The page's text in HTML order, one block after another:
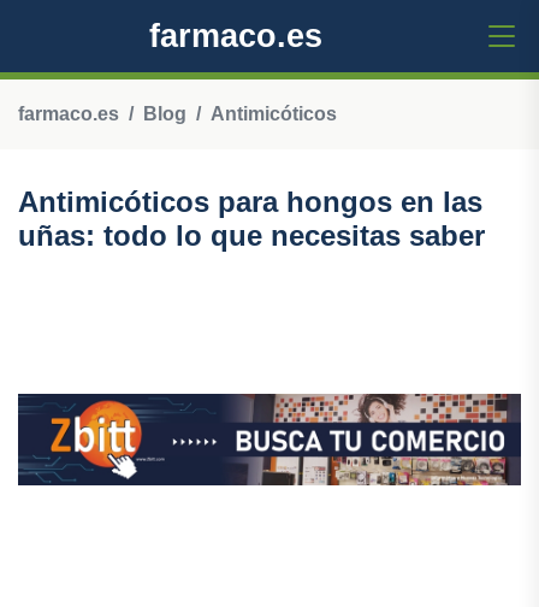
farmaco.es
farmaco.es Blog Antimicóticos
Antimicóticos para hongos en las
uñas: todo lo que necesitas saber